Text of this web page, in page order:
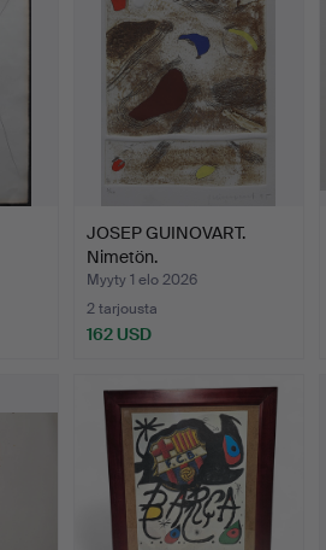
JOSEP GUINOVART.
Nimetön.
Myyty 1 elo 2026
2 tarjousta
162 USD